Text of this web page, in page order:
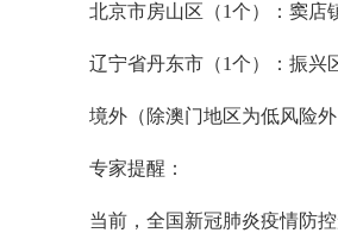
北京市房山区（1个）：窦店
辽宁省丹东市（1个）：振兴
境外（除澳门地区为低风险
专家提醒：
当前，全国新冠肺炎疫情防